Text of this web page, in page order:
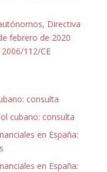
Directiva
febrero de 2020
112/CE
consulta
cubano: consulta
en España:
en España: